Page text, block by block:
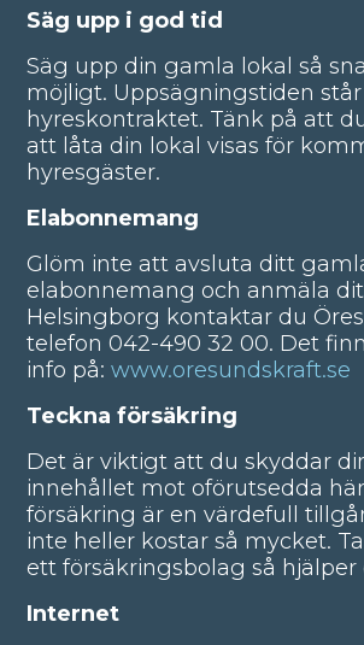
Säg upp i god tid
Säg upp din gamla lokal så
möjligt. Uppsägningstiden
hyreskontraktet. Tänk på att
att låta din lokal visas för
hyresgäster.
Elabonnemang
Glöm inte att avsluta ditt
elabonnemang och anmäla
Helsingborg kontaktar du
telefon 042-490 32 00. Det
info på:www.oresundskraft.se
Teckna försäkring
Det är viktigt att du skyddar
innehållet mot oförutsedda
försäkring är en värdefull
inte heller kostar så mycket.
ett försäkringsbolag så hjälper
Internet